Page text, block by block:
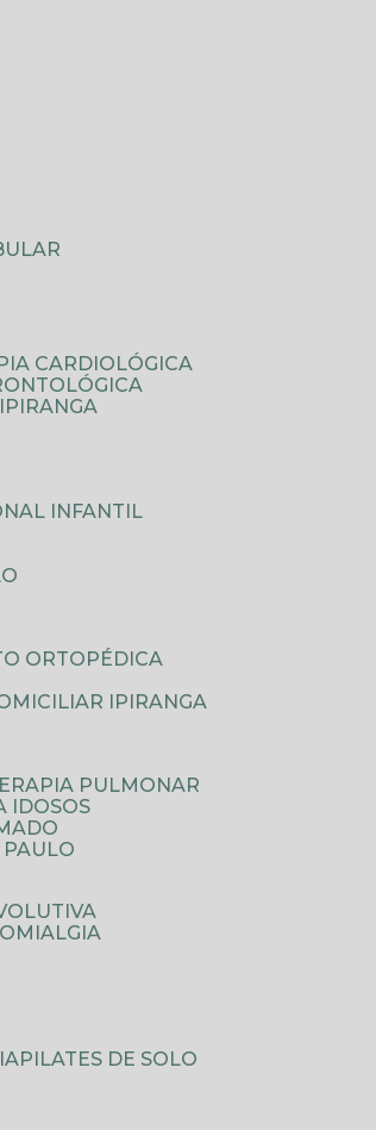
CARDIOLÓGICA
INFANTIL
ORTOPÉDICA
IPIRANGA
PULMONAR
IDOSOS
PAULO
PILATES DE SOLO